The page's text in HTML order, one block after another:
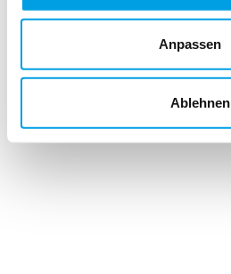
Anpassen
Ablehnen